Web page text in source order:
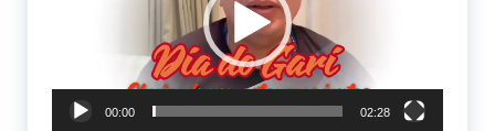
00:00 02:28